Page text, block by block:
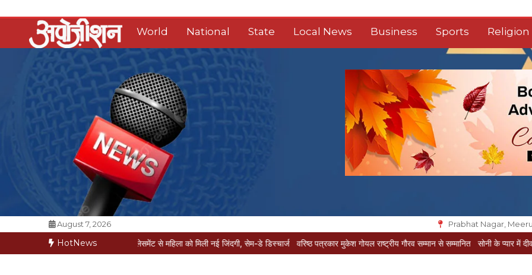
to
content
World National State Local News Business Sports Religion
Opposition Digital
August 7, 2026 Prabhat Nagar,
HotNews
मैक्स में नी-रिप्लेसमेंट से महिला को मिली नई जिंदगी, सेम-डे डिस्चार्ज वरिष्ठ पत्रकार मुकेश गोयल राष्ट्रीय गौरव सम्मान से सम्मानित सोनी के प्यार में दीवानी सीता